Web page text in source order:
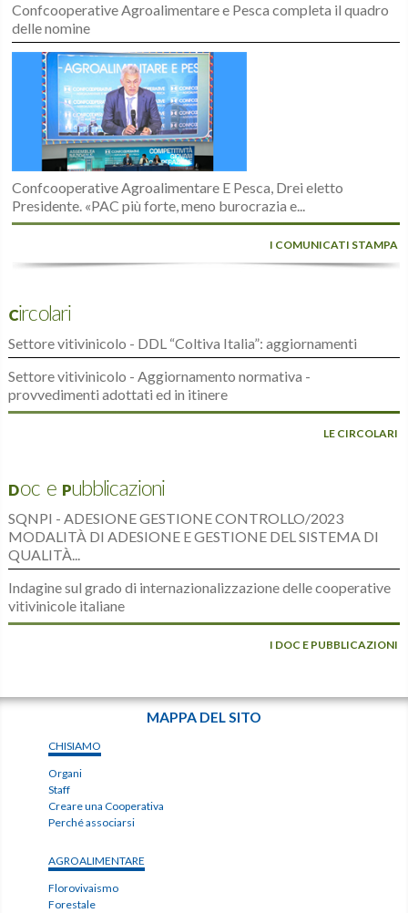
Confcooperative Agroalimentare e Pesca completa il quadro
delle nomine
Confcooperative Agroalimentare E Pesca, Drei eletto
Presidente. «PAC più forte, meno burocrazia e...
I COMUNICATI STAMPA
Circolari
Settore vitivinicolo - DDL “Coltiva Italia”: aggiornamenti
Settore vitivinicolo - Aggiornamento normativa -
provvedimenti adottati ed in itinere
LE CIRCOLARI
Doc e Pubblicazioni
SQNPI - ADESIONE GESTIONE CONTROLLO/2023
MODALITÀ DI ADESIONE E GESTIONE DEL SISTEMA DI
QUALITÀ...
Indagine sul grado di internazionalizzazione delle cooperative
vitivinicole italiane
I DOC E PUBBLICAZIONI
MAPPA DEL SITO
CHISIAMO
Organi
Staff
Creare una Cooperativa
Perché associarsi
AGROALIMENTARE
Florovivaismo
Forestale